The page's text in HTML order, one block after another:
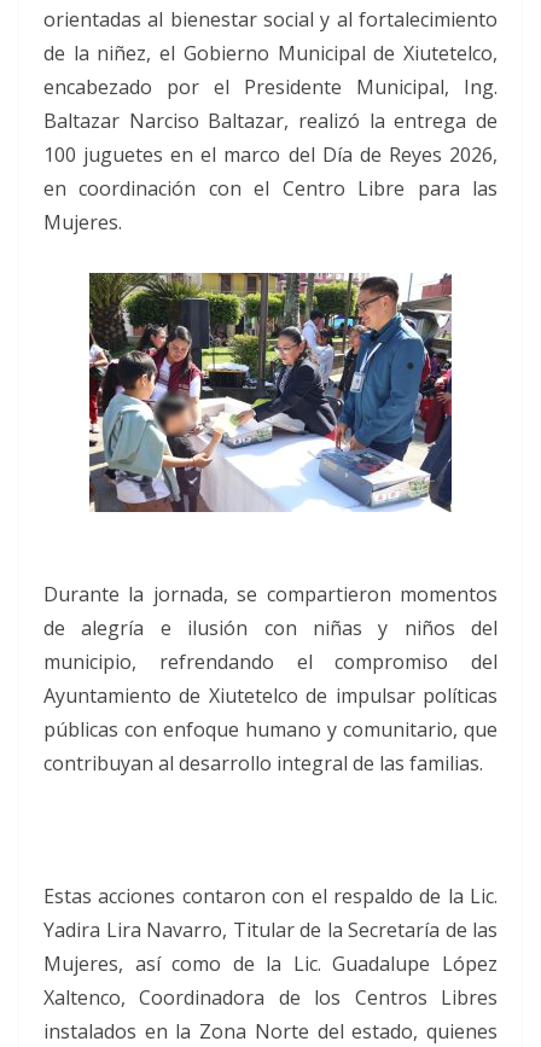
orientadas al bienestar social y al fortalecimiento
de la niñez, el Gobierno Municipal de Xiutetelco,
encabezado por el Presidente Municipal, Ing.
Baltazar Narciso Baltazar, realizó la entrega de
100 juguetes en el marco del Día de Reyes 2026,
en coordinación con el Centro Libre para las
Mujeres.
Durante la jornada, se compartieron momentos
de alegría e ilusión con niñas y niños del
municipio, refrendando el compromiso del
Ayuntamiento de Xiutetelco de impulsar políticas
públicas con enfoque humano y comunitario, que
contribuyan al desarrollo integral de las familias.
Estas acciones contaron con el respaldo de la Lic.
Yadira Lira Navarro, Titular de la Secretaría de las
Mujeres, así como de la Lic. Guadalupe López
Xaltenco, Coordinadora de los Centros Libres
instalados en la Zona Norte del estado, quienes